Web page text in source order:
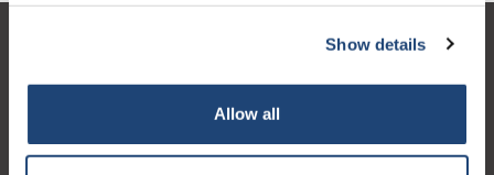
Show details
Allow all
Contactgegevens